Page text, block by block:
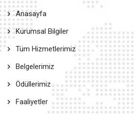
Anasayfa
Kurumsal Bilgiler
Tüm Hizmetlerimiz
Belgelerimiz
Ödüllerimiz
Faaliyetler